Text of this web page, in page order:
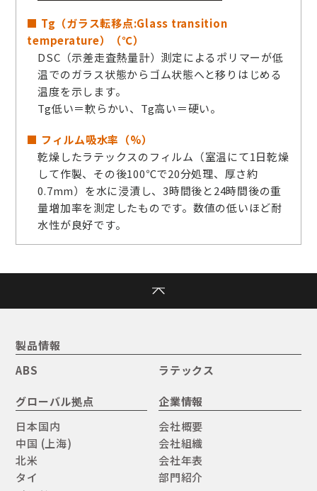
■ Tg（ガラス転移点:Glass transition
temperature）（℃）
DSC（示差走査熱量計）測定によるポリマーが低
温でのガラス状態からゴム状態へと移りはじめる
温度を示します。
Tg低い＝軟らかい、Tg高い＝硬い。
■ フィルム吸水率（%）
乾燥したラテックスのフィルム（室温にて1日乾燥
して作製、その後100℃で20分処理、厚さ約
0.7mm）を水に浸漬し、3時間後と24時間後の重
量増加率を測定したものです。数値の低いほど耐
水性が良好です。
製品情報
ABS
ラテックス
グローバル拠点
日本国内
中国 (上海)
北米
タイ
企業情報
会社概要
会社組織
会社年表
部門紹介